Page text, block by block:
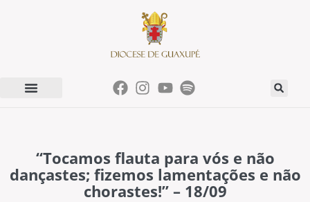
“Tocamos flauta para vós e não
dançastes; fizemos lamentações e não
chorastes!” – 18/09